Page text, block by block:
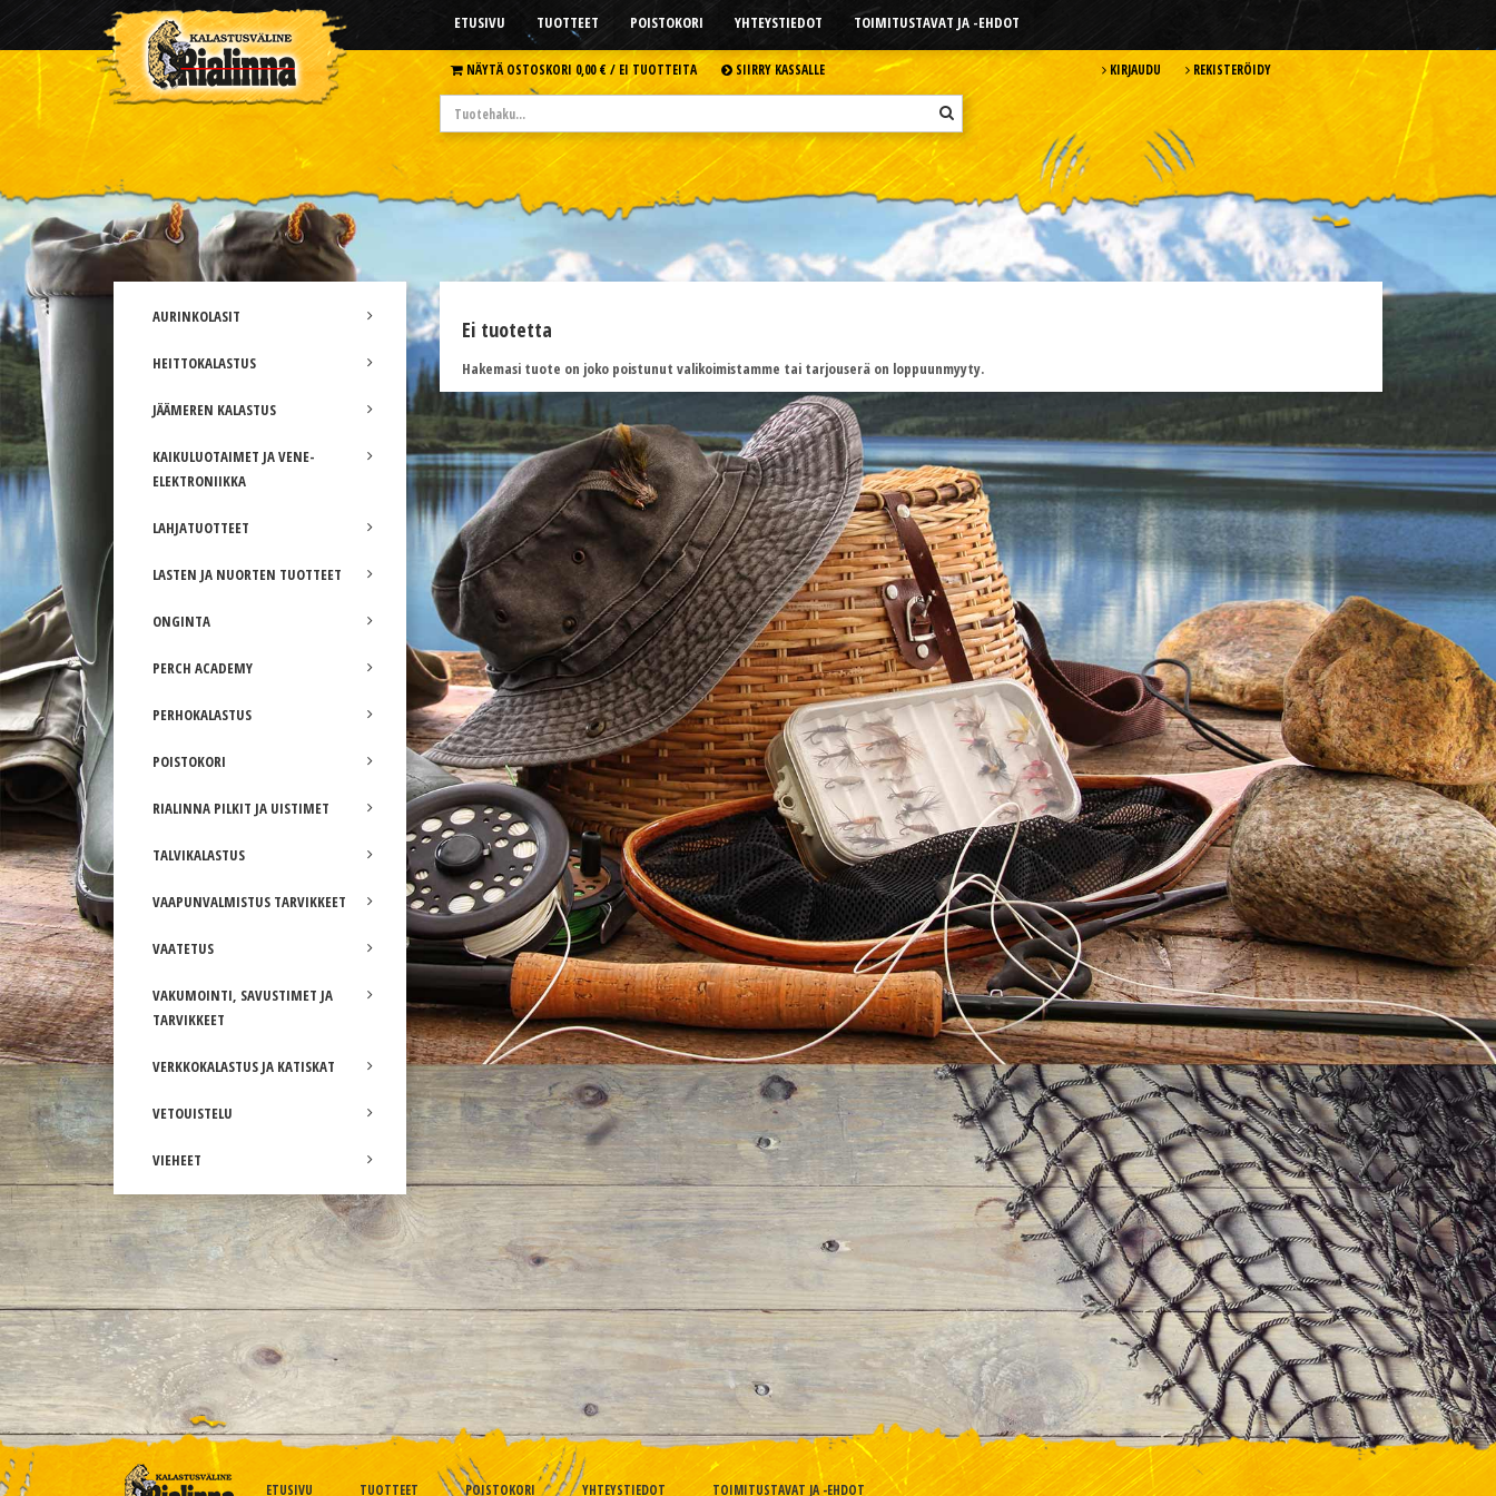
ETUSIVU TUOTTEET POISTOKORI YHTEYSTIEDOT TOIMITUSTAVAT JA -EHDOT
NÄYTÄ OSTOSKORI 0,00 € /EI TUOTTEITA SIIRRY KASSALLE KIRJAUDU REKISTERÖIDY
AURINKOLASIT
HEITTOKALASTUS
JÄÄMEREN KALASTUS
KAIKULUOTAIMET JA VENE-
ELEKTRONIIKKA
LAHJATUOTTEET
LASTEN JA NUORTEN TUOTTEET
ONGINTA
PERCH ACADEMY
PERHOKALASTUS
POISTOKORI
RIALINNA PILKIT JA UISTIMET
TALVIKALASTUS
VAAPUNVALMISTUS TARVIKKEET
VAATETUS
VAKUMOINTI, SAVUSTIMET JA
TARVIKKEET
VERKKOKALASTUS JA KATISKAT
VETOUISTELU
VIEHEET
Ei tuotetta
Hakemasi tuote on joko poistunut valikoimistamme tai tarjouserä on loppuunmyyty.
ETUSIVU TUOTTEET POISTOKORI YHTEYSTIEDOT TOIMITUSTAVAT JA -EHDOT